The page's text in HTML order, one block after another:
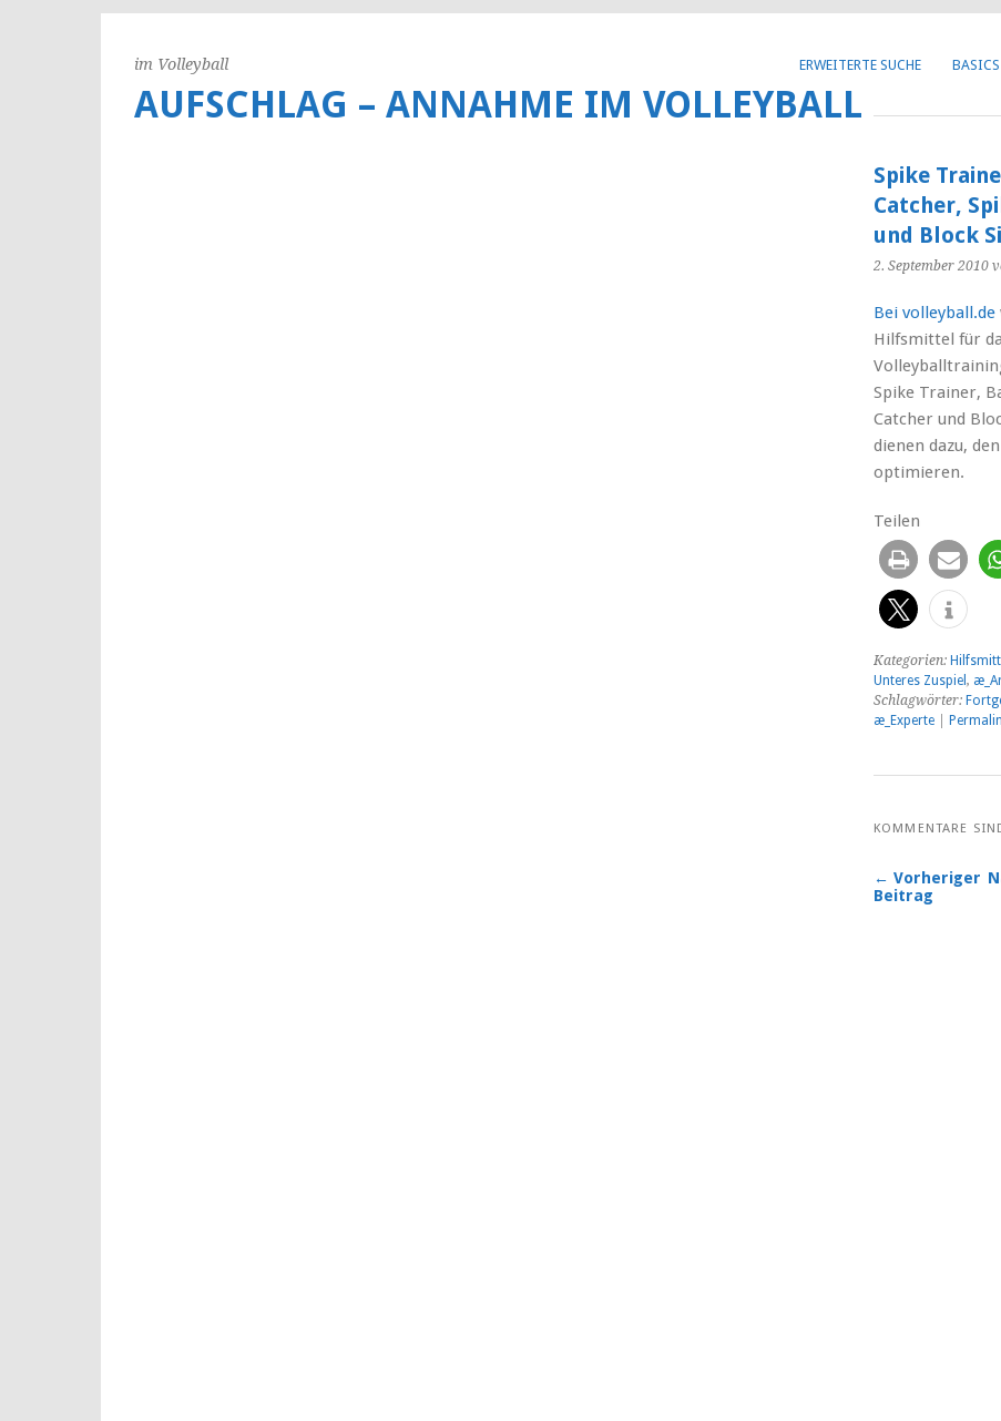
ERWEITERTE SUCHE BASICS
AUFSCHLAG – ANNAHME IM VOLLEYBALL
im Volleyball
Spike
Catcher,
und Block
2. September 2010
Bei volleyball.de
Hilfsmittel für
Spike Trainer,
Catcher und
dienen dazu,
optimieren.
Teilen
Kategorien:
Unteres Zuspiel ,
Schlagwörter:
æ_Experte
KOMMENTARE
← Vorheriger
Beitrag